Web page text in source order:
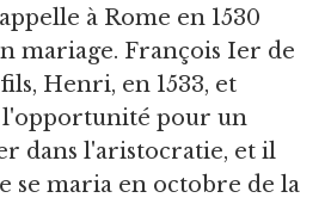
à Rome en 1530
mariage. François Ier de
Henri, en 1533, et
pour un
dans l'aristocratie, et il
se maria en octobre de la